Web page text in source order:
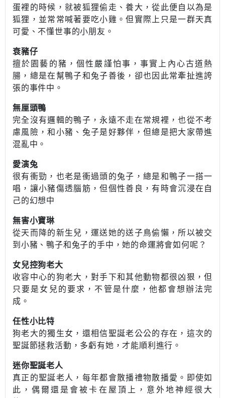
蛋裡的時候，就被狐狸偷走、養大，從此便自以為是
狐狸，並常常喊著要吃小雞。但實際上只是一群天真
可愛、不懂世事的小朋友。
衰豬仔
擅於園藝的豬，個性嚴謹怕事，事實上內心古道熱
腸，總是在幫鴨子和兔子善後，卻也因此常牽扯進誇
張的事件中。
無厘頭鴨
完全沒有邏輯的鴨子，永遠不走在常規裡，也從不考
慮風險，和小豬、兔子是好夥伴，但總是把大家帶進
混亂中。
愛演兔
很有衝勁，也老是衝過頭的兔子，總是和鴨子一搭一
唱，讓小豬傷透腦筋，但個性善良，有時會沉浸在自
己的幻想中
無害小寶琳
從天而降的新生兒，運送她的送子鳥偷懶，所以被交
到小豬、鴨子和兔子的手中，她的命運將會如何呢？
女兒控狗老大
收容中心的狗老大，對手下和其他動物都很凶狠，但
只要是女兒的要求，不管是什麼，他都會想辦法完
成。
任性小比特
狗老大的獨生女，還相信聖誕老公公的存在，這次的
聖誕節拯救活動，多虧有她，才能順利進行。
迷你聖誕老人
真正的聖誕老人，每年都會散播禮物散播愛。即使如
此，偶爾還是會被卡在屋頂上，意外地神經很大